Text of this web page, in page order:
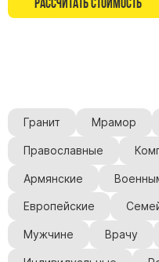
Гранит Мрамор
Православные
Армянские
Европейские
Мужчине Врачу